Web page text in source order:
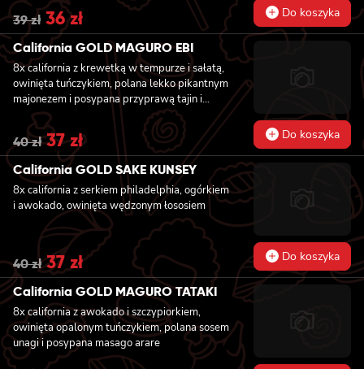
39zł Original
price
was:
39 zł.
36zł Current
price
is:
36 zł.
Do koszyka
California GOLD MAGURO EBI
8x california z krewetką w tempurze i sałatą,
owinięta tuńczykiem, polana lekko pikantnym
majonezem i posypana przyprawą tajin i
szczypiorkiem
40zł Original
price
was:
40 zł.
37złCurrent
price
is:
37 zł.
Do koszyka
California GOLD SAKE KUNSEY
8x california z serkiem philadelphia, ogórkiem
i awokado, owinięta wędzonym łososiem
40zł Original
price
was:
40 zł.
37 złCurrent
price
is:
37 zł.
Do koszyka
California GOLD MAGURO TATAKI
8x california z awokado i szczypiorkiem,
owinięta opalonym tuńczykiem, polana sosem
unagi i posypana masago arare